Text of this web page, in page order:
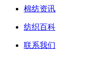
棉纺资讯
纺织百科
联系我们